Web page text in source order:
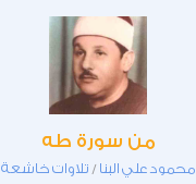
من سورة طه
محمود علي البنا / تلاوات خاشعة